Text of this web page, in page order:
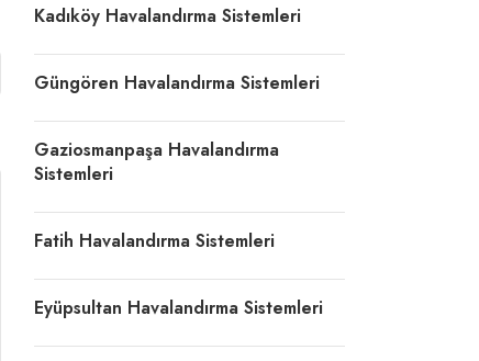
Kadıköy Havalandırma Sistemleri
Güngören Havalandırma Sistemleri
Gaziosmanpaşa Havalandırma
Sistemleri
Fatih Havalandırma Sistemleri
Eyüpsultan Havalandırma Sistemleri